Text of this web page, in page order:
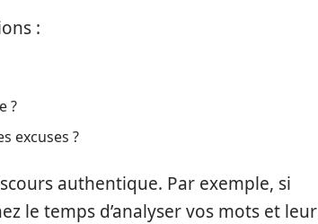
:
?
excuses ?
authentique. Par exemple, si
le temps d’analyser vos mots et leur